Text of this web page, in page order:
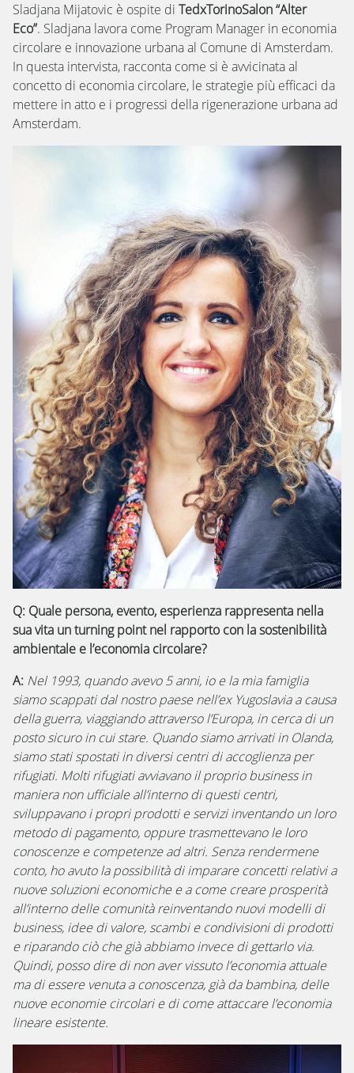
Sladjana Mijatovic è ospite di TedxTorinoSalon “Alter
Eco”. Sladjana lavora come Program Manager in economia
circolare e innovazione urbana al Comune di Amsterdam.
In questa intervista, racconta come si è avvicinata al
concetto di economia circolare, le strategie più efficaci da
mettere in atto e i progressi della rigenerazione urbana ad
Amsterdam.
Q: Quale persona, evento, esperienza rappresenta nella
sua vita un turning point nel rapporto con la sostenibilità
ambientale e l’economia circolare?
A: Nel 1993, quando avevo 5 anni, io e la mia famiglia
siamo scappati dal nostro paese nell’ex Yugoslavia a causa
della guerra, viaggiando attraverso l’Europa, in cerca di un
posto sicuro in cui stare. Quando siamo arrivati in Olanda,
siamo stati spostati in diversi centri di accoglienza per
rifugiati. Molti rifugiati avviavano il proprio business in
maniera non ufficiale all’interno di questi centri,
sviluppavano i propri prodotti e servizi inventando un loro
metodo di pagamento, oppure trasmettevano le loro
conoscenze e competenze ad altri. Senza rendermene
conto, ho avuto la possibilità di imparare concetti relativi a
nuove soluzioni economiche e a come creare prosperità
all’interno delle comunità reinventando nuovi modelli di
business, idee di valore, scambi e condivisioni di prodotti
e riparando ciò che già abbiamo invece di gettarlo via.
Quindi, posso dire di non aver vissuto l’economia attuale
ma di essere venuta a conoscenza, già da bambina, delle
nuove economie circolari e di come attaccare l’economia
lineare esistente.